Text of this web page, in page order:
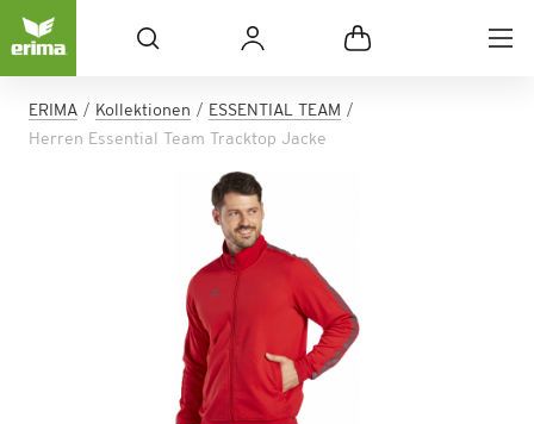
ERIMA Kollektionen
ESSENTIAL TEAM
Herren Essential Team Tracktop Jacke